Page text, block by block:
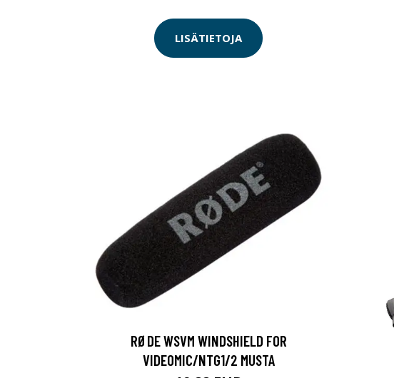
LISÄTIETOJA
RØDE WSVM WINDSHIELD FOR
VIDEOMIC/NTG1/2 MUSTA